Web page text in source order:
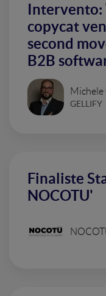
Intervento:
copycat
second
B2B
GELLIFY
Finaliste
NOCOTU'